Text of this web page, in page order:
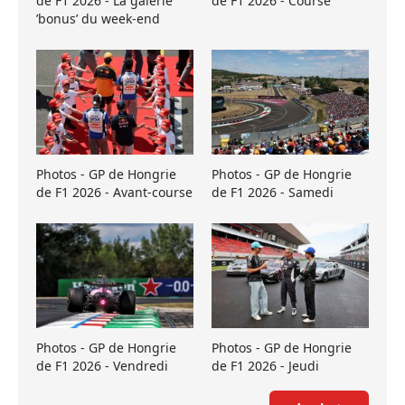
’bonus’ du week-end
Photos - GP de Hongrie
de F1 2026 - Avant-course
Photos - GP de Hongrie
de F1 2026 - Samedi
Photos - GP de Hongrie
de F1 2026 - Vendredi
Photos - GP de Hongrie
de F1 2026 - Jeudi